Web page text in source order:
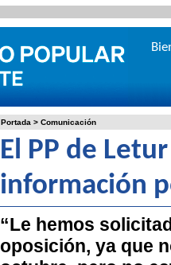
Portada > Comunicación
El PP de
información
“Le hemos
oposición, ya que